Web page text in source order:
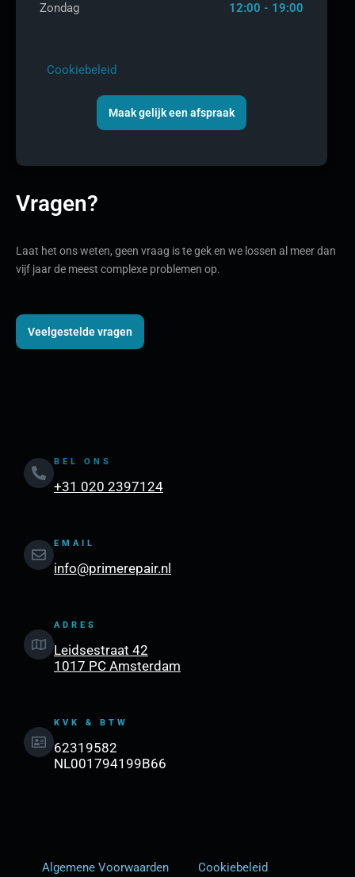
Zondag 12:00 - 19:00
Cookiebeleid
Maak gelijk een afspraak
Vragen?
Laat het ons weten, geen vraag is te gek en we lossen al meer dan
vijf jaar de meest complexe problemen op.
Veelgestelde vragen
BEL ONS
+31 020 2397124
EMAIL
info@primerepair.nl
ADRES
Leidsestraat 42
1017 PC Amsterdam
KVK & BTW
62319582
NL001794199B66
Algemene Voorwaarden Cookiebeleid